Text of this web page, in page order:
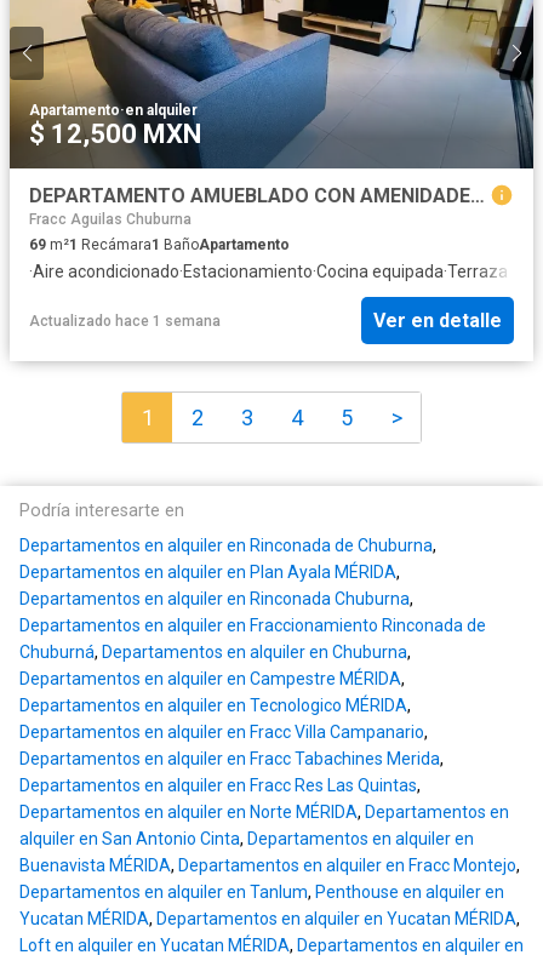
Apartamento·en alquiler
$ 12,500 MXN
DEPARTAMENTO AMUEBLADO CON AMENIDADES EN RENTA, EN MONTES DE AMÉ
Fracc Aguilas Chuburna
69 m²1 Recámara1 BañoApartamento
·Aire acondicionado·Estacionamiento·Cocina equipada·Terraza
Actualizado hace 1 semana Ver en detalle
1 2 3 4 5 >
Podría interesarte en
Departamentos en alquiler en Rinconada de Chuburna,
Departamentos en alquiler en Plan Ayala MÉRIDA,
Departamentos en alquiler en Rinconada Chuburna,
Departamentos en alquiler en Fraccionamiento Rinconada de
Chuburná, Departamentos en alquiler en Chuburna,
Departamentos en alquiler en Campestre MÉRIDA,
Departamentos en alquiler en Tecnologico MÉRIDA,
Departamentos en alquiler en Fracc Villa Campanario,
Departamentos en alquiler en Fracc Tabachines Merida,
Departamentos en alquiler en Fracc Res Las Quintas,
Departamentos en alquiler en Norte MÉRIDA, Departamentos en
alquiler en San Antonio Cinta, Departamentos en alquiler en
Buenavista MÉRIDA, Departamentos en alquiler en Fracc Montejo,
Departamentos en alquiler en Tanlum, Penthouse en alquiler en
Yucatan MÉRIDA, Departamentos en alquiler en Yucatan MÉRIDA,
Loft en alquiler en Yucatan MÉRIDA, Departamentos en alquiler en